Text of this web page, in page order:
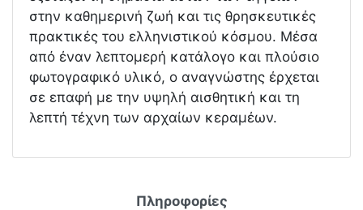
στην καθημερινή ζωή και τις θρησκευτικές
πρακτικές του ελληνιστικού κόσμου. Μέσα
από έναν λεπτομερή κατάλογο και πλούσιο
φωτογραφικό υλικό, ο αναγνώστης έρχεται
σε επαφή με την υψηλή αισθητική και τη
λεπτή τέχνη των αρχαίων κεραμέων.
Πληροφορίες